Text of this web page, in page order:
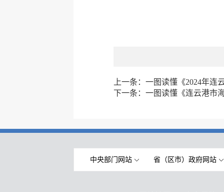
上一条： 一图读懂《2024年连
下一条： 一图读懂《连云港市
中央部门网站 省（区市）政府网站